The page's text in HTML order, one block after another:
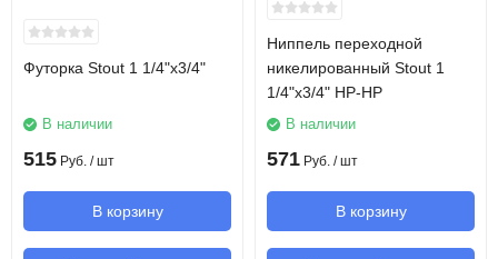
Футорка Stout 1 1/4"х3/4"
В наличии
515 Руб. / шт
В корзину
Ниппель переходной
никелированный Stout 1
1/4"х3/4" НР-НР
В наличии
571 Руб. / шт
В корзину